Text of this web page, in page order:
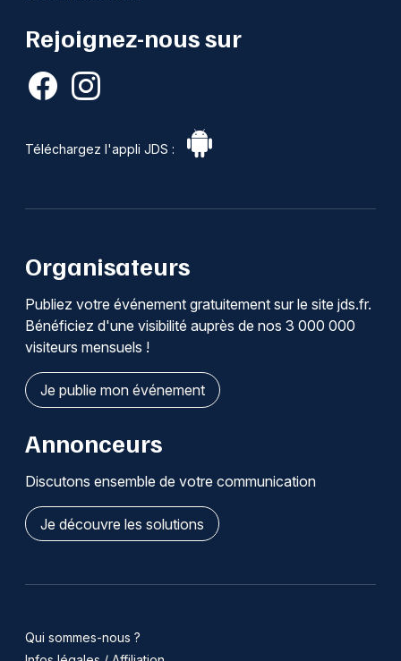
Rejoignez-nous sur
Téléchargez l'appli JDS :
Organisateurs
Publiez votre événement gratuitement sur le site jds.fr.
Bénéficiez d'une visibilité auprès de nos 3 000 000
visiteurs mensuels !
Je publie mon événement
Annonceurs
Discutons ensemble de votre communication
Je découvre les solutions
Qui sommes-nous ?